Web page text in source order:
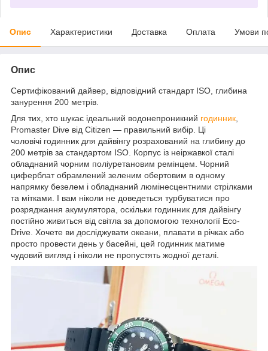
Опис Характеристики Доставка Оплата Умови
Опис
Сертифікований дайвер, відповідний стандарт ISO, глибина
занурення 200 метрів.
Для тих, хто шукає ідеальний водонепроникний годинник
Promaster Dive від Citizen — правильний вибір. Ці
чоловічі годинник для дайвінгу розрахований на глибину до
200 метрів за стандартом ISO. Корпус із неіржавкої сталі
обладнаний чорним поліуретановим ремінцем. Чорний
циферблат обрамлений зеленим обертовим в одному
напрямку безелем і обладнаний люмінесцентними стрілками
та мітками. І вам ніколи не доведеться турбуватися про
розряджання акумулятора, оскільки годинник для дайвінгу
постійно живиться від світла за допомогою технології Eco-
Drive. Хочете ви досліджувати океани, плавати в річках або
просто провести день у басейні, цей годинник матиме
чудовий вигляд і ніколи не пропустять жодної деталі.